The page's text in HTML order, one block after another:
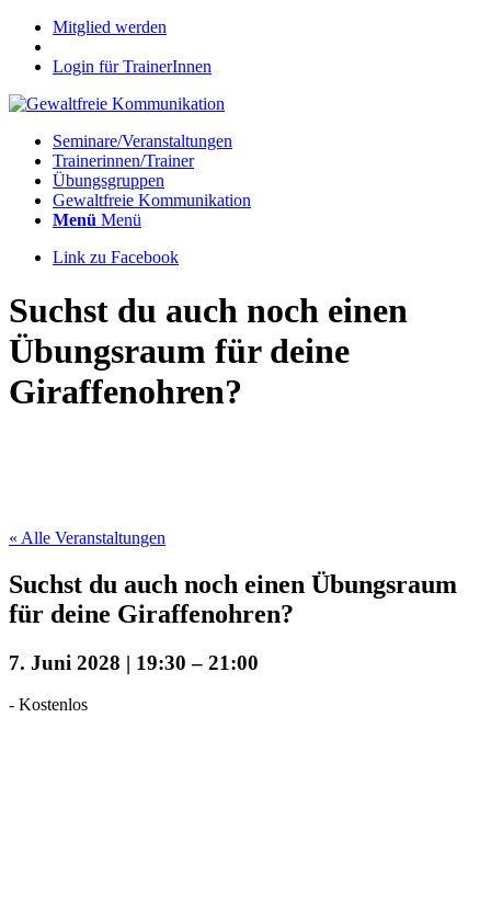
Mitglied werden
Login für TrainerInnen
Seminare/Veranstaltungen
Trainerinnen/Trainer
Übungsgruppen
Gewaltfreie Kommunikation
Menü Menü
Link zu Facebook
Suchst du auch noch einen
Übungsraum für deine
Giraffenohren?
« Alle Veranstaltungen
Suchst du auch noch einen Übungsraum
für deine Giraffenohren?
7. Juni 2028 | 19:30 – 21:00
- Kostenlos